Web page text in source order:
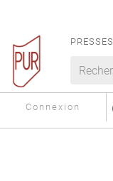
Connexion